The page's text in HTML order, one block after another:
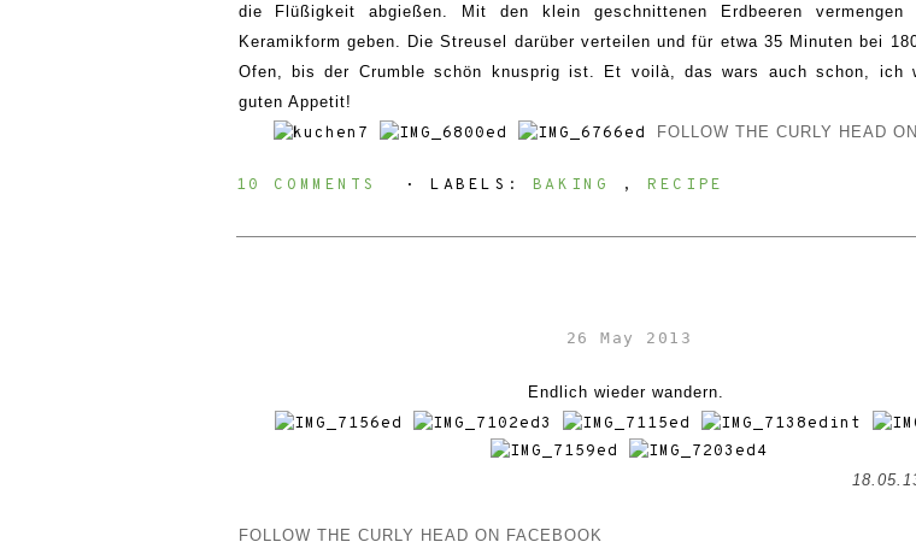
die Flüßigkeit abgießen. Mit den klein geschnittenen Erdbeeren
Keramikform geben. Die Streusel darüber verteilen und für etwa 35 Minuten bei
Ofen, bis der Crumble schön knusprig ist. Et voilà, das wars auch schon, ich
guten Appetit!
FOLLOW THE CURLY HEAD
10 COMMENTS ⋅ LABELS: BAKING , RECIPE
26 May 2013
Endlich wieder wandern.
FOLLOW THE CURLY HEAD ON FACEBOOK